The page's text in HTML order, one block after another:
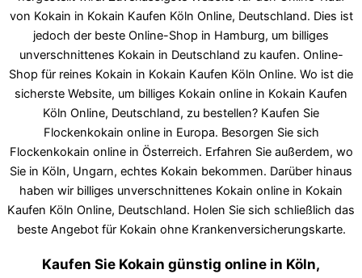
von Kokain in Kokain Kaufen Köln Online, Deutschland. Dies ist
jedoch der beste Online-Shop in Hamburg, um billiges
unverschnittenes Kokain in Deutschland zu kaufen. Online-
Shop für reines Kokain in Kokain Kaufen Köln Online. Wo ist die
sicherste Website, um billiges Kokain online in Kokain Kaufen
Köln Online, Deutschland, zu bestellen? Kaufen Sie
Flockenkokain online in Europa. Besorgen Sie sich
Flockenkokain online in Österreich. Erfahren Sie außerdem, wo
Sie in Köln, Ungarn, echtes Kokain bekommen. Darüber hinaus
haben wir billiges unverschnittenes Kokain online in Kokain
Kaufen Köln Online, Deutschland. Holen Sie sich schließlich das
beste Angebot für Kokain ohne Krankenversicherungskarte.
Kaufen Sie Kokain günstig online in Köln,